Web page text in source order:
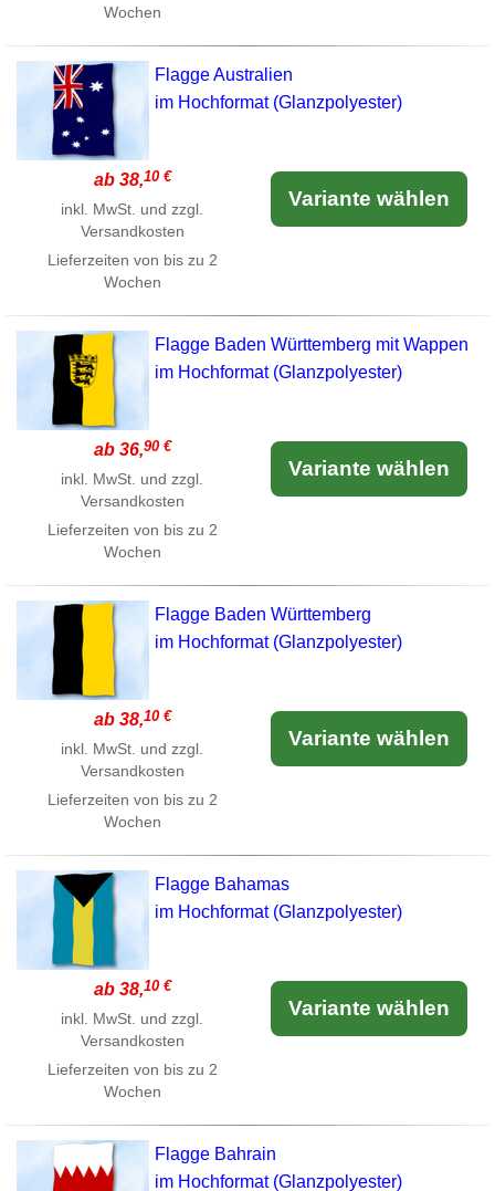
Wochen
Flagge Australien
im Hochformat (Glanzpolyester)
ab 38,10 €
inkl. MwSt. und zzgl.
Versandkosten
Lieferzeiten von bis zu 2
Wochen
Variante wählen
Flagge Baden Württemberg mit Wappen
im Hochformat (Glanzpolyester)
ab 36,90 €
inkl. MwSt. und zzgl.
Versandkosten
Lieferzeiten von bis zu 2
Wochen
Variante wählen
Flagge Baden Württemberg
im Hochformat (Glanzpolyester)
ab 38,10 €
inkl. MwSt. und zzgl.
Versandkosten
Lieferzeiten von bis zu 2
Wochen
Variante wählen
Flagge Bahamas
im Hochformat (Glanzpolyester)
ab 38,10 €
inkl. MwSt. und zzgl.
Versandkosten
Lieferzeiten von bis zu 2
Wochen
Variante wählen
Flagge Bahrain
im Hochformat (Glanzpolyester)